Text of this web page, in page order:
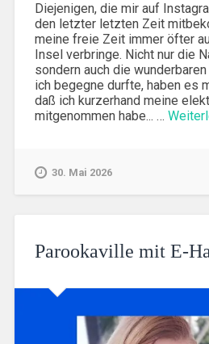
Diejenigen, die mir auf
den letzter letzten Zeit
meine freie Zeit immer öfter
Insel verbringe. Nicht nur die
sondern auch die
ich begegne durfte, haben es
daß ich kurzerhand meine
mitgenommen habe... …
30. Mai 2026
Parookaville mit E-